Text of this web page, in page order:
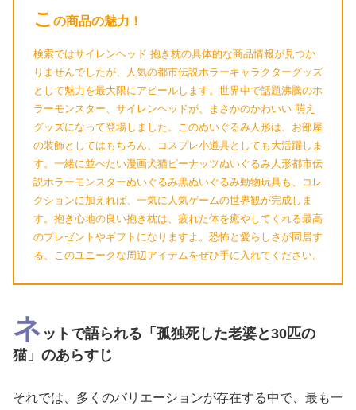
こ の商品の魅力！
検索ではサイレンヘッド 抱き枕の具体的な商品情報が見つか
りませんでしたが、人気の都市伝説ホラーキャラクターグッズ
として魅力を最大限にアピールします。世界中で話題沸騰のホ
ラーモンスター、サイレンヘッドが、まさかのかわいい 萌え
グッズになって登場しました。このぬいぐるみ人形は、お部屋
の装飾としてはもちろん、コスプレ小道具としても大活躍しま
す。一緒に並べたい漫画犬猫ピーナッツぬいぐるみ人形都市伝
説ホラーモンスターぬいぐるみ黒ぬいぐるみ動物玩具も、コレ
クションに加えれば、一気に人気ゲームの世界観が完成しま
す。抱き心地の良い抱き枕は、疲れた体を癒やしてくれる最高
のプレゼントやギフトになりますよ。恐怖と愛らしさが同居す
る、このユニークな周辺アイテムをぜひ手に入れてください。
ネ ットで語られる「孤独死した老婆と30匹の
猫」のあらすじ
それでは、多くのバリエーションが存在する中で、最も一